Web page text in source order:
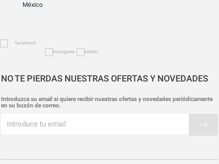
México
NO TE PIERDAS NUESTRAS OFERTAS Y NOVEDADES
Introduzca su email si quiere recibir nuestras ofertas y novedades periódicamente
en su buzón de correo.